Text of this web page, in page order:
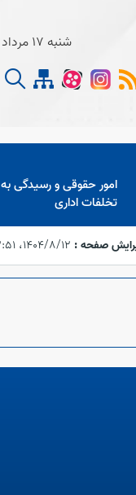
شنبه 17 مرداد 1405
امور حقوقی و رسیدگی به
تخلفات اداری
صفحه : ۱۴۰۴/۸/۱۲،‏ ۱۵:۲۳:۵۱